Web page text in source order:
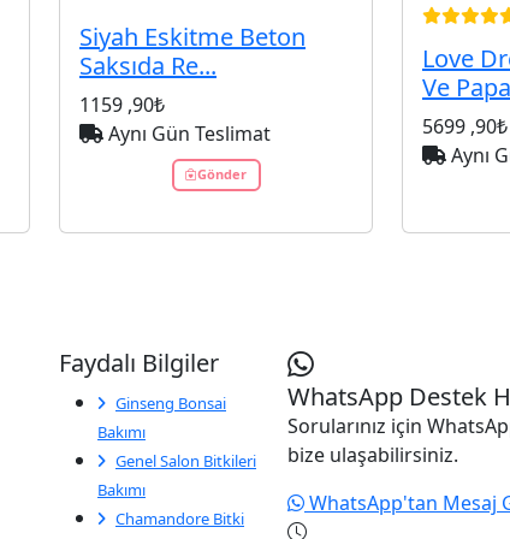
Siyah Eskitme Beton
Saksıda Re...
1159 ,90₺
Aynı Gün Teslimat
Gönder
Love
Ve
5699 ,90₺
Aynı
Faydalı Bilgiler
Ginseng Bonsai
Bakımı
Genel Salon Bitkileri
Bakımı
Chamandore Bitki
WhatsApp Destek
Sorularınız için
bize ulaşabilirsiniz.
WhatsApp'tan Mesaj